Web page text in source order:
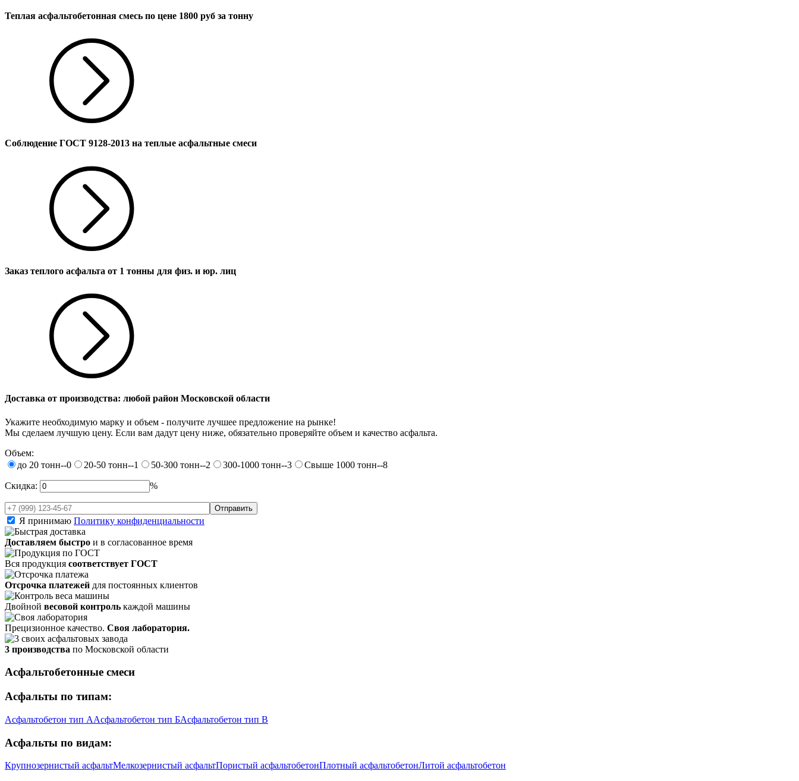
Теплая асфальтобетонная смесь по цене 1800 руб за тонну
Соблюдение ГОСТ 9128-2013 на теплые асфальтные смеси
Заказ теплого асфальта от 1 тонны для физ. и юр. лиц
Доставка от производства: любой район Московской области
Укажите необходимую марку и объем - получите лучшее предложение на рынке!
Мы сделаем лучшую цену. Если вам дадут цену ниже, обязательно проверяйте объем и качество асфальта.
Объем:
до 20 тонн--0
20-50 тонн--1 50-300 тонн--2 300-1000 тонн--3 Свыше 1000 тонн--8
Скидка: %
Я принимаю Политику конфиденциальности
Доставляем быстро и в согласованное время
Вся продукция соответствует ГОСТ
Отсрочка платежей для постоянных клиентов
Двойной весовой контроль каждой машины
Прецизионное качество. Своя лаборатория.
3 производства по Московской области
Асфальтобетонные смеси
Асфальты по типам:
Асфальтобетон тип ААсфальтобетон тип БАсфальтобетон тип В
Асфальты по видам:
Крупнозернистый асфальтМелкозернистый асфальтПористый асфальтобетонПлотный асфальтобетонЛитой асфальтобетон